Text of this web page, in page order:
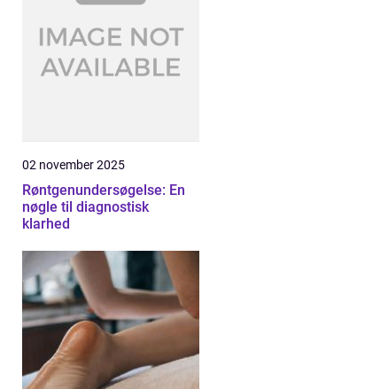
02 november 2025
Røntgenundersøgelse: En
nøgle til diagnostisk
klarhed